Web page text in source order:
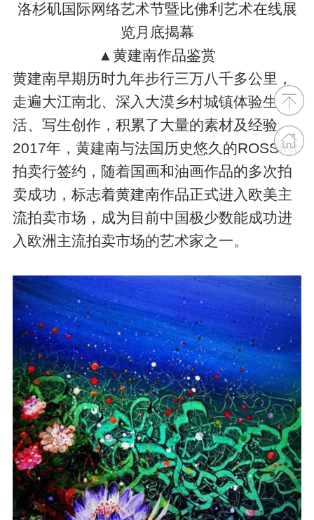
洛杉矶国际网络艺术节暨比佛利艺术在线展
览月底揭幕
▲黄建南作品鉴赏
黄建南早期历时九年步行三万八千多公里，
走遍大江南北、深入大漠乡村城镇体验生
活、写生创作，积累了大量的素材及经验。
2017年，黄建南与法国历史悠久的ROSSINI
拍卖行签约，随着国画和油画作品的多次拍
卖成功，标志着黄建南作品正式进入欧美主
流拍卖市场，成为目前中国极少数能成功进
入欧洲主流拍卖市场的艺术家之一。